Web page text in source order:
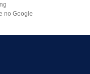
no Google